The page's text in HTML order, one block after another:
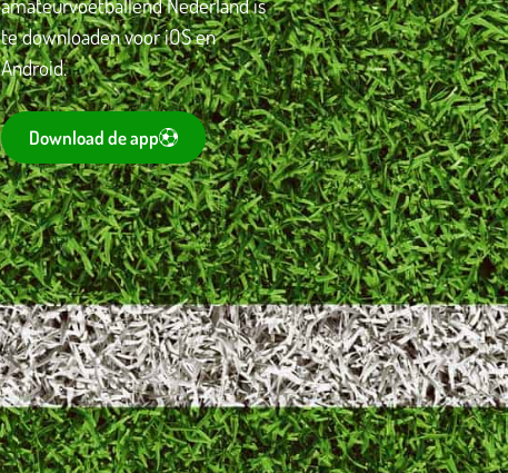
te downloaden voor iOS en
Android.
Download de app